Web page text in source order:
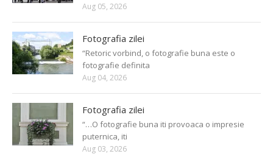
Aug 05, 2026
Fotografia zilei
“Retoric vorbind, o fotografie buna este o
fotografie definita
Aug 04, 2026
Fotografia zilei
“…O fotografie buna iti provoaca o impresie
puternica, iti
Aug 03, 2026